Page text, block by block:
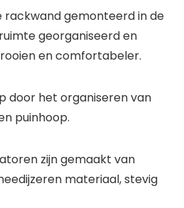
rackwand gemonteerd in de
georganiseerd en
en comfortabeler.
door het organiseren van
puinhoop.
zijn gemaakt van
materiaal, stevig